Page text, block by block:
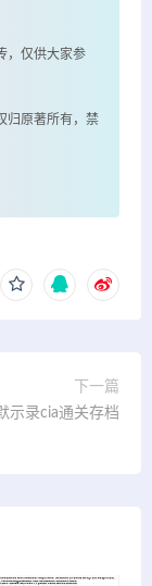
，仅供大家参
归原著所有，禁
下一篇
示录cia通关存档